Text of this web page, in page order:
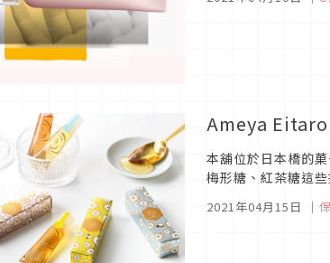
Ameya Eitaro
本舖位於日本橋的
梅形糖、紅茶糖這
2021年04月15日 ｜